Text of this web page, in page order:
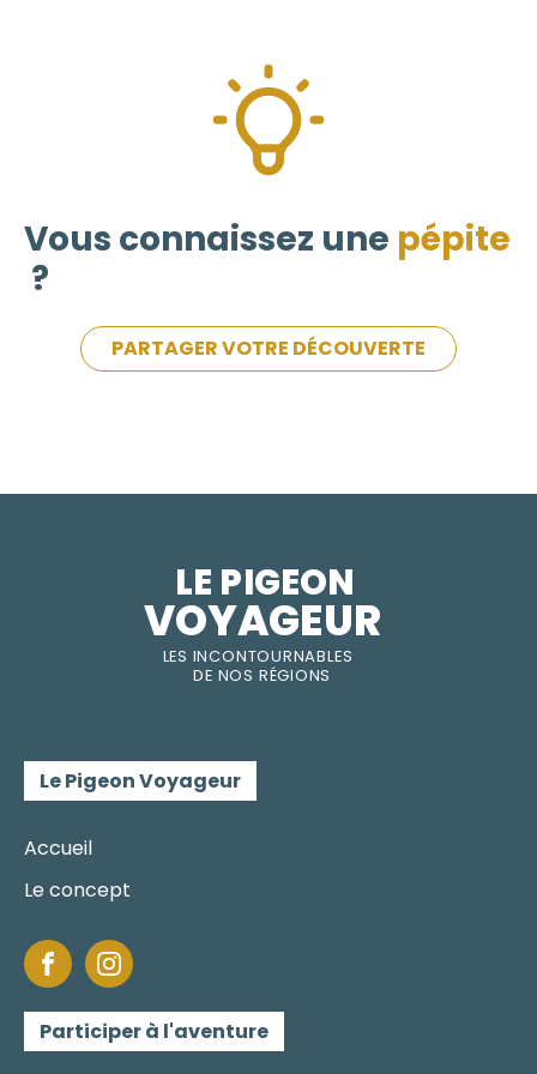
Vous connaissez une pépite
?
PARTAGER VOTRE DÉCOUVERTE
LES INCONTOURNABLES
DE NOS RÉGIONS
LE PIGEON
VOYAGEUR
Le Pigeon Voyageur
Accueil
Le concept
Participer à l'aventure